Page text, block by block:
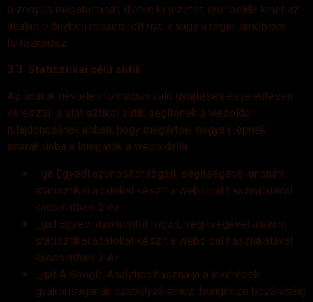
bizonyos magatartását, illetve kinézetét, erre példa lehet az
általad előnyben részesített nyelv vagy a régió, amelyben
tartózkodsz.
3.3. Statisztikai célú sütik
Az adatok névtelen formában való gyűjtésén és jelentésén
keresztül a statisztikai sütik segítenek a weboldal
tulajdonosának abban, hogy megértse, hogyan lépnek
interakcióba a látogatók a weboldallal.
_ga Egyedi azonosítót rögzít, segítségével anonim
statisztikai adatokat készít a weboldal használatával
kacsolatban. 2 év
_gid Egyedi azonosítót rögzít, segítségével anonim
statisztikai adatokat készít a weboldal használatával
kacsolatban. 2 év
_gat A Google Analytics használja a lekérések
gyakoriságának szabályzásához. böngésző bezárásáig